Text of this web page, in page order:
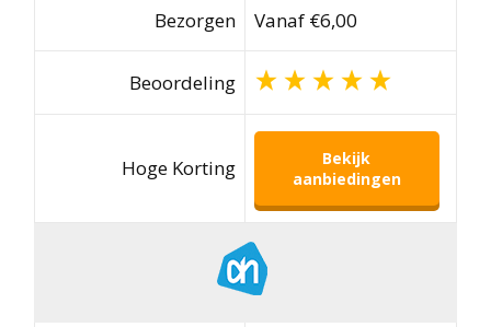
Bezorgen Vanaf €6,00
Beoordeling
Hoge Korting
Bekijk
aanbiedingen